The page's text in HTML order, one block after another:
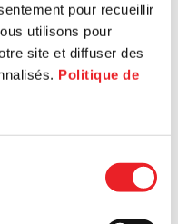
pour recueillir
utilisons pour
site et diffuser des
Politique de